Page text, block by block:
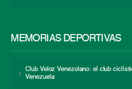
MEMORIAS DEPORTIVAS
Club Veloz Venezolano: el club
Venezuela